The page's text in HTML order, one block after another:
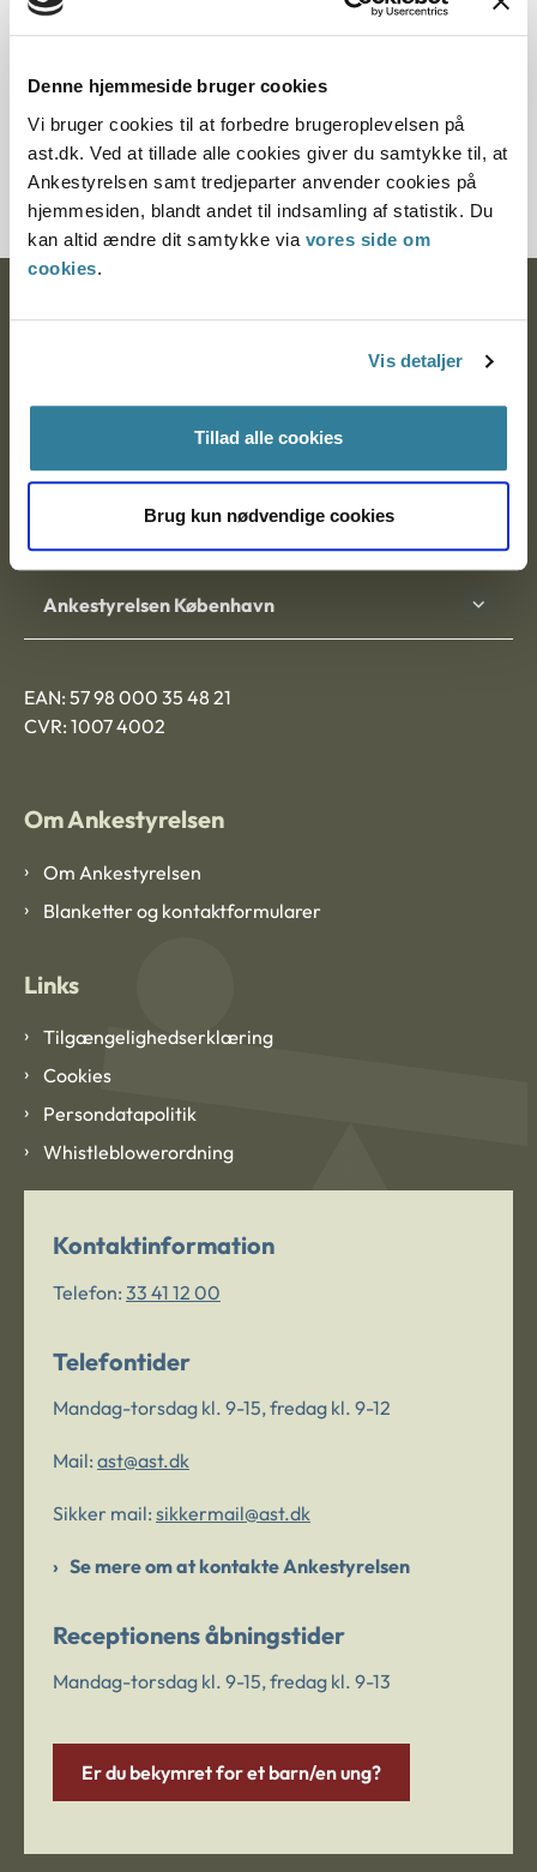
Denne hjemmeside bruger cookies
Vi bruger cookies til at forbedre brugeroplevelsen på
ast.dk. Ved at tillade alle cookies giver du samtykke til, at
Ankestyrelsen samt tredjeparter anvender cookies på
hjemmesiden, blandt andet til indsamling af statistik. Du
kan altid ændre dit samtykke via vores side om
cookies.
Vis detaljer
Tillad alle cookies
Brug kun nødvendige cookies
Paragraf
Journalnummer
200871-96
Ankestyrelsen
Nytorv 7, 2. sal
Ankestyrelsen København
EAN: 57 98 000 35 48 21
CVR: 1007 4002
Om Ankestyrelsen
Om Ankestyrelsen
Blanketter og kontaktformularer
Links
Tilgængelighedserklæring
Cookies
Persondatapolitik
Whistleblowerordning
Kontaktinformation
Telefon: 33 41 12 00
Telefontider
Mandag-torsdag kl. 9-15, fredag kl. 9-12
Mail: ast@ast.dk
Sikker mail: sikkermail@ast.dk
Se mere om at kontakte Ankestyrelsen
Receptionens åbningstider
Mandag-torsdag kl. 9-15, fredag kl. 9-13
Er du bekymret for et barn/en ung?